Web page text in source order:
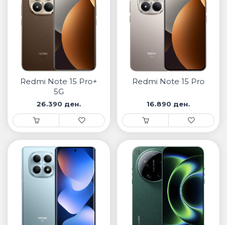
Redmi Note 15 Pro+
5G
26.390 ден.
Redmi Note 15 Pro
16.890 ден.